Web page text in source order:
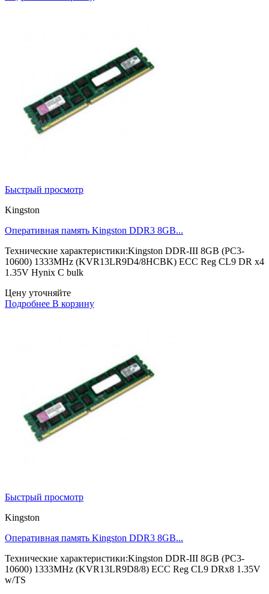
Быстрый просмотр
Kingston
Оперативная память Kingston DDR3 8GB...
Технические характеристики:Kingston DDR-III 8GB (PC3-
10600) 1333MHz (KVR13LR9D4/8HCBK) ECC Reg CL9 DR x4
1.35V Hynix C bulk
Цену уточняйте
Подробнее В корзину
Быстрый просмотр
Kingston
Оперативная память Kingston DDR3 8GB...
Технические характеристики:Kingston DDR-III 8GB (PC3-
10600) 1333MHz (KVR13LR9D8/8) ECC Reg CL9 DRx8 1.35V
w/TS